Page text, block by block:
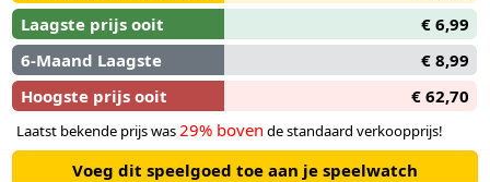
Laagste prijs ooit
€ 6,99
6-Maand Laagste
€ 8,99
Hoogste prijs ooit
€ 62,70
Laatst bekende prijs was 29% boven de standaard verkoopprijs!
Voeg dit speelgoed toe aan je speelwatch